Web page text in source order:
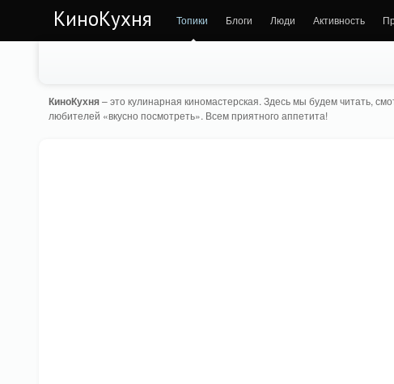
КиноКухня Топики Блоги Люди Активность
КиноКухня– это кулинарная киномастерская. Здесь мы будем читать,
любителей «вкусно посмотреть». Всем приятного аппетита!